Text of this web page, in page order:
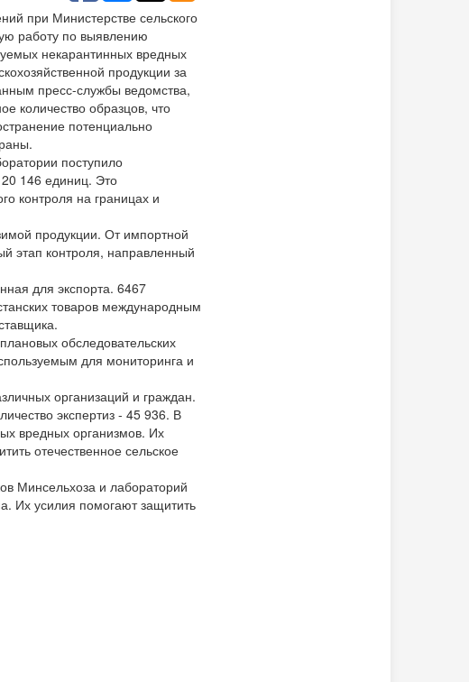
при Министерстве сельского
работу по выявлению
некарантинных вредных
продукции за
пресс-службы ведомства,
количество образцов, что
потенциально
поступило
146 единиц. Это
контроля на границах и
продукции. От импортной
этап контроля, направленный
для экспорта. 6467
товаров международным
обследовательских
для мониторинга и
организаций и граждан.
экспертиз - 45 936. В
вредных организмов. Их
отечественное сельское
Минсельхоза и лабораторий
Их усилия помогают защитить